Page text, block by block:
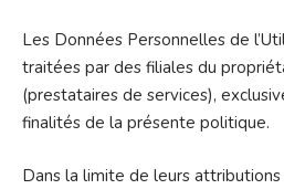
Les Données Personnelles de
traitées par des filiales du
(prestataires de services),
finalités de la présente politique.
Dans la limite de leurs